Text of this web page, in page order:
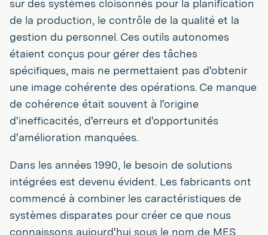
sur des systèmes cloisonnés pour la planification
de la production, le contrôle de la qualité et la
gestion du personnel. Ces outils autonomes
étaient conçus pour gérer des tâches
spécifiques, mais ne permettaient pas d'obtenir
une image cohérente des opérations. Ce manque
de cohérence était souvent à l'origine
d'inefficacités, d'erreurs et d'opportunités
d'amélioration manquées.
Dans les années 1990, le besoin de solutions
intégrées est devenu évident. Les fabricants ont
commencé à combiner les caractéristiques de
systèmes disparates pour créer ce que nous
connaissons aujourd'hui sous le nom de MES